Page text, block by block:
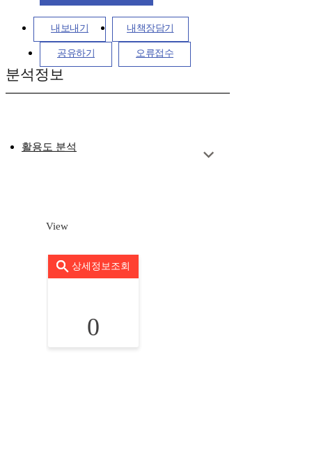
내보내기 내책장담기
공유하기 오류접수
분석정보
활용도 분석
View
상세정보조회
0